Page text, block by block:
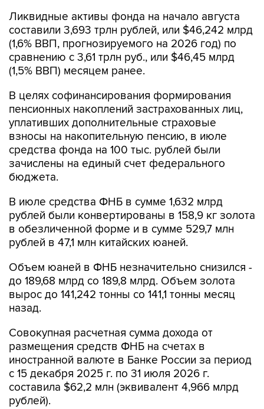
Ликвидные активы фонда на начало августа
составили 3,693 трлн рублей, или $46,242 млрд
(1,6% ВВП, прогнозируемого на 2026 год) по
сравнению с 3,61 трлн руб., или $46,45 млрд
(1,5% ВВП) месяцем ранее.
В целях софинансирования формирования
пенсионных накоплений застрахованных лиц,
уплативших дополнительные страховые
взносы на накопительную пенсию, в июле
средства фонда на 100 тыс. рублей были
зачислены на единый счет федерального
бюджета.
В июле средства ФНБ в сумме 1,632 млрд
рублей были конвертированы в 158,9 кг золота
в обезличенной форме и в сумме 529,7 млн
рублей в 47,1 млн китайских юаней.
Объем юаней в ФНБ незначительно снизился -
до 189,68 млрд со 189,8 млрд. Объем золота
вырос до 141,242 тонны со 141,1 тонны месяц
назад.
Совокупная расчетная сумма дохода от
размещения средств ФНБ на счетах в
иностранной валюте в Банке России за период
с 15 декабря 2025 г. по 31 июля 2026 г.
составила $62,2 млн (эквивалент 4,966 млрд
рублей).